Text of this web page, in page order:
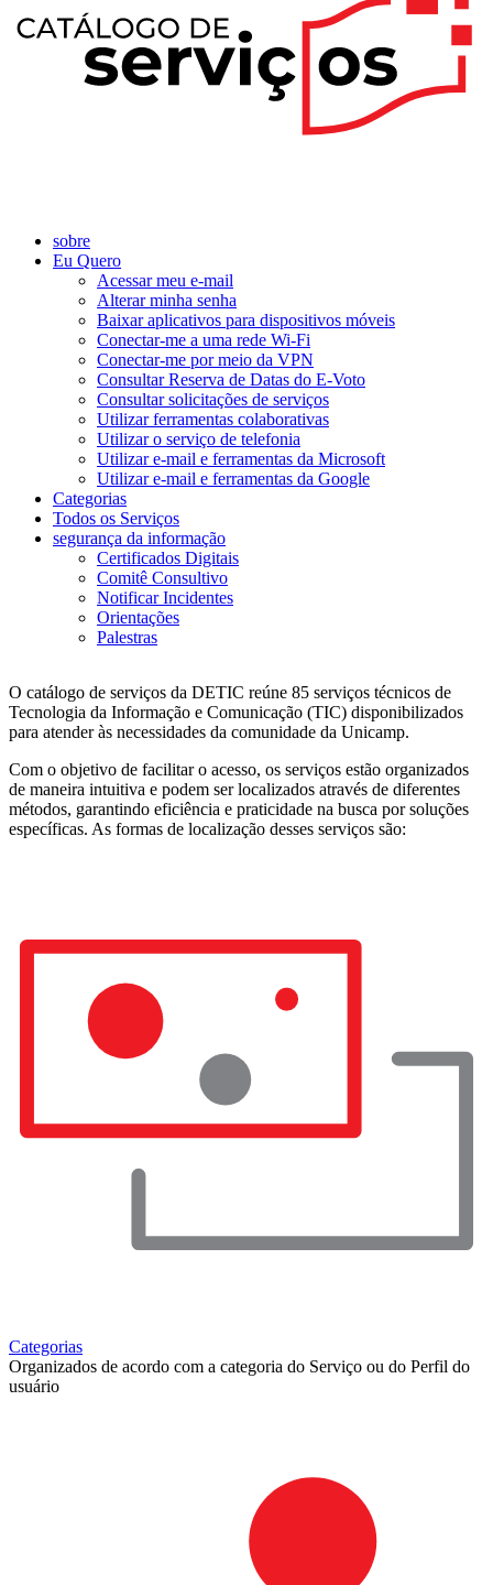
sobre
Eu Quero
Acessar meu e-mail
Alterar minha senha
Baixar aplicativos para dispositivos móveis
Conectar-me a uma rede Wi-Fi
Conectar-me por meio da VPN
Consultar Reserva de Datas do E-Voto
Consultar solicitações de serviços
Utilizar ferramentas colaborativas
Utilizar o serviço de telefonia
Utilizar e-mail e ferramentas da Microsoft
Utilizar e-mail e ferramentas da Google
Categorias
Todos os Serviços
segurança da informação
Certificados Digitais
Comitê Consultivo
Notificar Incidentes
Orientações
Palestras
O catálogo de serviços da DETIC reúne 85 serviços técnicos de
Tecnologia da Informação e Comunicação (TIC) disponibilizados
para atender às necessidades da comunidade da Unicamp.
Com o objetivo de facilitar o acesso, os serviços estão organizados
de maneira intuitiva e podem ser localizados através de diferentes
métodos, garantindo eficiência e praticidade na busca por soluções
específicas. As formas de localização desses serviços são:
Categorias
Organizados de acordo com a categoria do Serviço ou do Perfil do
usuário